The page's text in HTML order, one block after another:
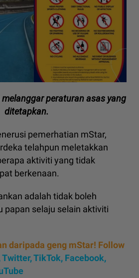
peraturan asas yang
ditetapkan.
pemerhatian mStar,
telahpun meletakkan
aktiviti yang tidak
berkenaan.
adalah tidak boleh
papan selaju selain aktiviti
daripada geng mStar! Follow
Twitter,TikTok, Facebook,